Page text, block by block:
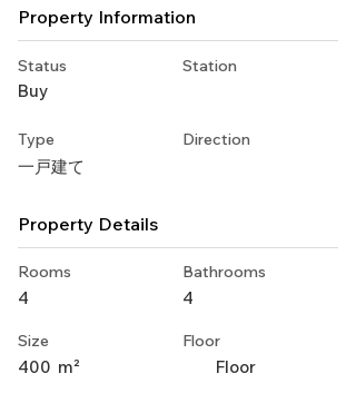
Property Information
Status
Buy
Station
Type
一戸建て
Direction
Property Details
Rooms
4
Size
400 m²
Bathrooms
4
Floor
Floor